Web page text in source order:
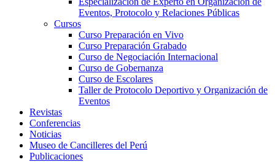
Eventos, Protocolo y Relaciones Públicas
Cursos
Curso Preparación en Vivo
Curso Preparación Grabado
Curso de Negociación Internacional
Curso de Gobernanza
Curso de Escolares
Taller de Protocolo Deportivo y Organización de
Eventos
Revistas
Conferencias
Noticias
Museo de Cancilleres del Perú
Publicaciones